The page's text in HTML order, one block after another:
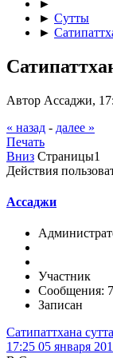
►
► Сутты
►
Автор Ассаджи,
« назад - далее »
Печать
Вниз Страницы1
Действия
Ассаджи
Участник
Сообщения:
Записан
Сатипаттхана сутта
17:25 05 января